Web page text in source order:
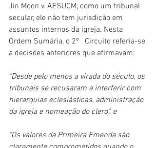
Jin Moon v. AESUCM, como um tribunal
secular, ele não tem jurisdição em
assuntos internos da igreja. Nesta
Ordem Sumária, o 2º   Circuito referia-se
a decisões anteriores que afirmavam:
"Desde pelo menos a virada do século, os
tribunais se recusaram a interferir com
hierarquias eclesiásticas, administração
da igreja e nomeação do clero", e
"Os valores da Primeira Emenda são